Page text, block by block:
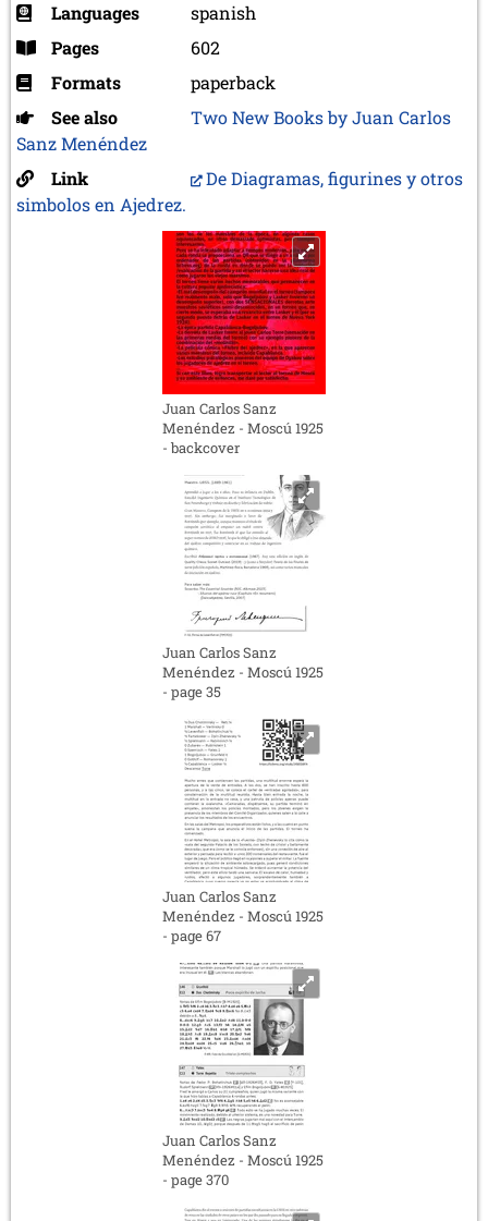
Languages
spanish
Pages
602
Formats
paperback
See also
Two New Books by Juan Carlos
Sanz Menéndez
Link
De Diagramas, figurines y otros
simbolos en Ajedrez.
Juan Carlos Sanz
Menéndez - Moscú 1925
- backcover
Juan Carlos Sanz
Menéndez - Moscú 1925
- page 35
Juan Carlos Sanz
Menéndez - Moscú 1925
- page 67
Juan Carlos Sanz
Menéndez - Moscú 1925
- page 370